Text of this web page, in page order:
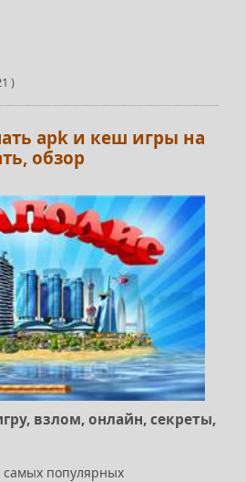
)
apk и кеш игры на
обзор
взлом, онлайн, секреты,
самых популярных